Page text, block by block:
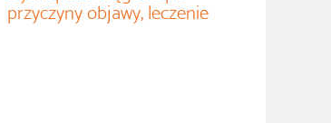
przyczyny objawy, leczenie